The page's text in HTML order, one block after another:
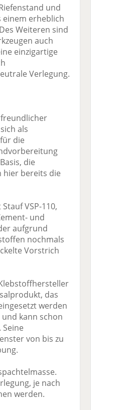
und
einem erheblich
Weiteren sind
auch
einzigartige
Verlegung.
als
die
die
hier bereits die
VSP-110,
und
aufgrund
nochmals
Vorstrich
das
werden
kann schon
von bis zu
je nach
werden.